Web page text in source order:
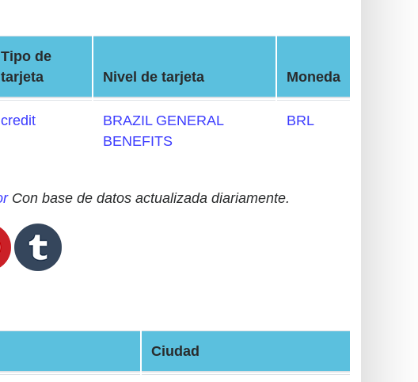
Tipo de
tarjeta
Nivel de tarjeta Moneda
credit
BRAZIL GENERAL
BENEFITS
BRL
Con base de datos actualizada diariamente.
Ciudad